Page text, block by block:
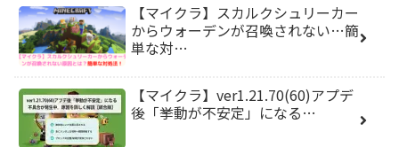
【マイクラ】スカルクシュリーカー
からウォーデンが召喚されない…簡
単な対…
【マイクラ】ver1.21.70(60)アプデ
後「挙動が不安定」になる…